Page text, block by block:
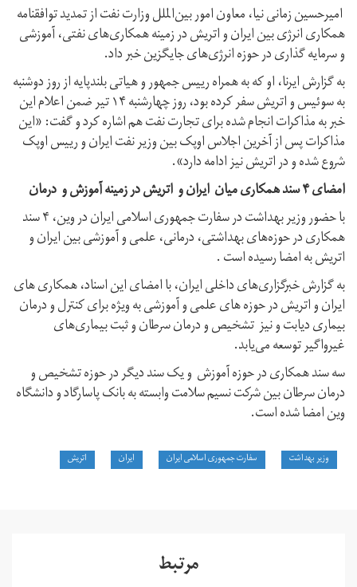
امیرحسین زمانی نیا، معاون امور بین‌الملل وزارت نفت از تمدید توافقنامه
همکاری انرژی بین ایران و اتریش در زمینه همکاری‌های نفتی، آموزشی
و سرمایه گذاری در حوزه انرژی‌های جایگزین خبر داد.
به گزارش ایرنا، او که به همراه رییس جمهور و هیاتی بلندپایه از روز دوشنبه
به سوئیس و اتریش سفر کرده بود، روز چهارشنبه ۱۴ تیر ضمن اعلام این
خبر به مذاکرات انجام شده برای تجارت نفت هم اشاره کرد و گفت: «این
مذاکرات پس از آخرین اجلاس اوپک بین وزیر نفت ایران و رییس اوپک
شروع شده و در اتریش نیز ادامه دارد».
امضای ۴ سند همکاری میان ایران و اتریش در زمینه آموزش و درمان
با حضور وزیر بهداشت در سفارت جمهوری اسلامی ایران در وین، ۴ سند
همکاری در حوزه‌های بهداشتی، درمانی، علمی و آموزشی بین ایران و
اتریش به امضا رسیده است .
به گزارش خبرگزاری‌های داخلی ایران،‌ با امضای این اسناد، همکاری های
ایران و اتریش در حوزه های علمی و آموزشی به ویژه برای کنترل و درمان
بیماری دیابت و نیز تشخیص و درمان سرطان و ثبت بیماری‌های
غیرواگیر توسعه می‌یابد.
سه سند همکاری در حوزه آموزش و یک سند دیگر در حوزه تشخیص و
درمان سرطان بین شرکت نسیم سلامت وابسته به بانک پاسارگاد و دانشگاه
وین امضا شده است.
وزیر بهداشت سفارت جمهوری اسلامی ایران ایران اتریش
مرتبط